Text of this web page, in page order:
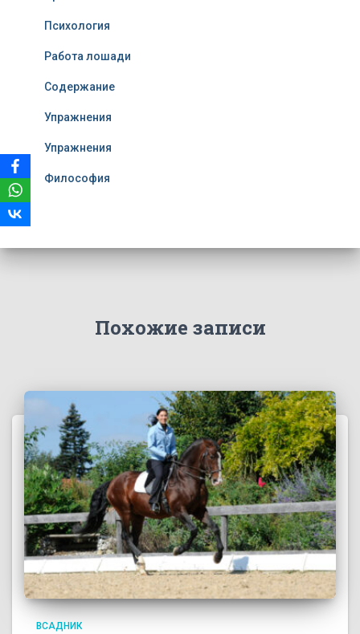
Психология
Работа лошади
Содержание
Упражнения
Упражнения
Философия
Похожие записи
ВСАДНИК